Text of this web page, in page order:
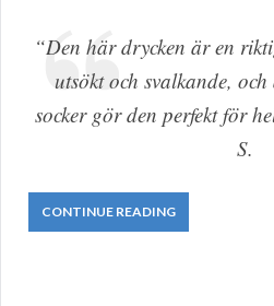
“Den här drycken är en
utsökt och svalkande,
socker gör den perfekt för
S.
CONTINUE READING